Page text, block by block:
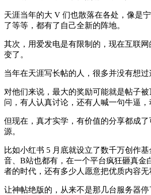
天涯当年的大 V 们也散落在各处，像是
了等等，都有了自己全新的阵地。
其次，用爱发电是有限制的，现在互联
变了。
当年在天涯写长帖的人，很多并没有想过
对他们来说，最大的奖励可能就是帖子
问，有人认真讨论，还有人喊一句牛逼，
但现在，真才实学，有价值的分享都成
源。
比如小红书 5 月底就设立了数千万创作
音、B站也都有，在一个平台疯狂砸真金
者的时代，还有多少人愿意把优质内容无
让神帖绝版的，从来不是那几台服务器